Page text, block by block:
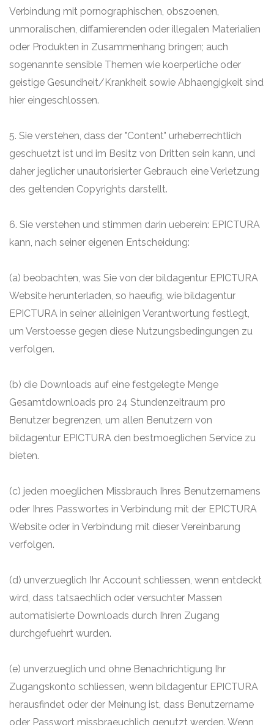
Verbindung mit pornographischen, obszoenen,
unmoralischen, diffamierenden oder illegalen Materialien
oder Produkten in Zusammenhang bringen; auch
sogenannte sensible Themen wie koerperliche oder
geistige Gesundheit/Krankheit sowie Abhaengigkeit sind
hier eingeschlossen.
5. Sie verstehen, dass der "Content" urheberrechtlich
geschuetzt ist und im Besitz von Dritten sein kann, und
daher jeglicher unautorisierter Gebrauch eine Verletzung
des geltenden Copyrights darstellt.
6. Sie verstehen und stimmen darin ueberein: EPICTURA
kann, nach seiner eigenen Entscheidung:
(a) beobachten, was Sie von der bildagentur EPICTURA
Website herunterladen, so haeufig, wie bildagentur
EPICTURA in seiner alleinigen Verantwortung festlegt,
um Verstoesse gegen diese Nutzungsbedingungen zu
verfolgen.
(b) die Downloads auf eine festgelegte Menge
Gesamtdownloads pro 24 Stundenzeitraum pro
Benutzer begrenzen, um allen Benutzern von
bildagentur EPICTURA den bestmoeglichen Service zu
bieten.
(c) jeden moeglichen Missbrauch Ihres Benutzernamens
oder Ihres Passwortes in Verbindung mit der EPICTURA
Website oder in Verbindung mit dieser Vereinbarung
verfolgen.
(d) unverzueglich Ihr Account schliessen, wenn entdeckt
wird, dass tatsaechlich oder versuchter Massen
automatisierte Downloads durch Ihren Zugang
durchgefuehrt wurden.
(e) unverzueglich und ohne Benachrichtigung Ihr
Zugangskonto schliessen, wenn bildagentur EPICTURA
herausfindet oder der Meinung ist, dass Benutzername
oder Passwort missbraeuchlich genutzt werden. Wenn